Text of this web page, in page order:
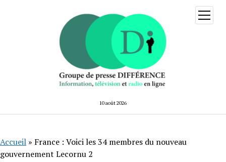
10 août 2026
ouvrir
menu
Accueil » France : Voici les 34 membres du nouveau
gouvernement Lecornu 2